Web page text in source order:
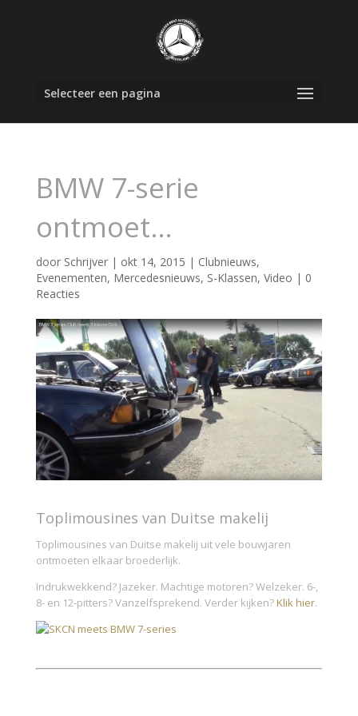
Selecteer een pagina
BMW 7-serie
ontmoet…
door Schrijver| okt 14, 2015 | Clubnieuws,
Evenementen, Mercedesnieuws, S-Klassen, Video | 0
Reacties
Toplimousines van Duitse makelij
Toplimousines van Duitse makelij uit vele bouwjaren
ontmoeten elkaar broederlijk.
Indrukwekkend? Jazeker. Machtige motoren? Welzeker. 6-,
8- en 12-pitters? Vanzelfsprekend. Verder kijken?Klik hier.